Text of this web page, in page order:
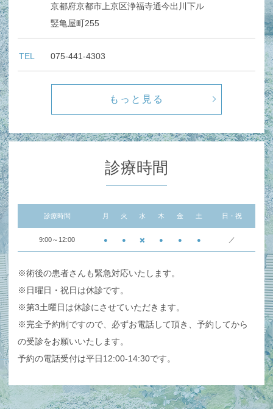
京都府京都市上京区浄福寺通今出川下ル
竪亀屋町255
TEL 075-441-4303
もっと見る
診療時間
診療時間 月 火 水 木 金 土 日・祝
9:00～12:00 ● ● ✖️ ● ● ● ／
※術後の患者さんも緊急対応いたします。
※日曜日・祝日は休診です。
※第3土曜日は休診にさせていただきます。
※完全予約制ですので、必ずお電話して頂き、予約してから
の受診をお願いいたします。
予約の電話受付は平日12:00-14:30です。